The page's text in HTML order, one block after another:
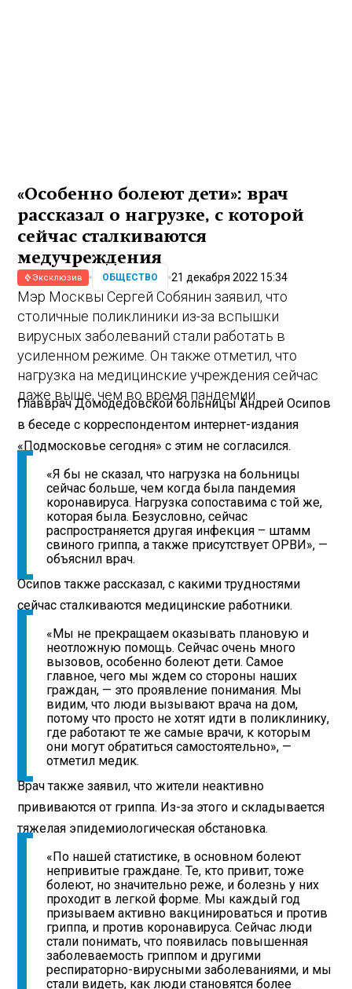
«Особенно болеют дети»: врач
рассказал о нагрузке, с которой
сейчас сталкиваются
медучреждения
Эксклюзив ОБЩЕСТВО 21 декабря 2022 15:34
Мэр Москвы Сергей Собянин заявил, что
столичные поликлиники из-за вспышки
вирусных заболеваний стали работать в
усиленном режиме. Он также отметил, что
нагрузка на медицинские учреждения сейчас
даже выше, чем во время пандемии.
Главврач Домодедовской больницы Андрей Осипов
в беседе с корреспондентом интернет-издания
«Подмосковье сегодня» с этим не согласился.
«Я бы не сказал, что нагрузка на больницы
сейчас больше, чем когда была пандемия
коронавируса. Нагрузка сопоставима с той же,
которая была. Безусловно, сейчас
распространяется другая инфекция – штамм
свиного гриппа, а также присутствует ОРВИ», —
объяснил врач.
Осипов также рассказал, с какими трудностями
сейчас сталкиваются медицинские работники.
«Мы не прекращаем оказывать плановую и
неотложную помощь. Сейчас очень много
вызовов, особенно болеют дети. Самое
главное, чего мы ждем со стороны наших
граждан, — это проявление понимания. Мы
видим, что люди вызывают врача на дом,
потому что просто не хотят идти в поликлинику,
где работают те же самые врачи, к которым
они могут обратиться самостоятельно», —
отметил медик.
Врач также заявил, что жители неактивно
прививаются от гриппа. Из-за этого и складывается
тяжелая эпидемиологическая обстановка.
«По нашей статистике, в основном болеют
непривитые граждане. Те, кто привит, тоже
болеют, но значительно реже, и болезнь у них
проходит в легкой форме. Мы каждый год
призываем активно вакцинироваться и против
гриппа, и против коронавируса. Сейчас люди
стали понимать, что появилась повышенная
заболеваемость гриппом и другими
респираторно-вирусными заболеваниями, и мы
стали видеть, как люди становятся более